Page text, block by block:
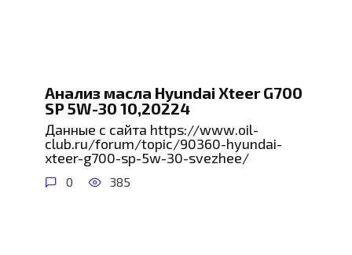
Анализ масла Hyundai Xteer G700
SP 5W-30 10,20224
Данные с сайта https://www.oil-
club.ru/forum/topic/90360-hyundai-
xteer-g700-sp-5w-30-svezhee/
0 385